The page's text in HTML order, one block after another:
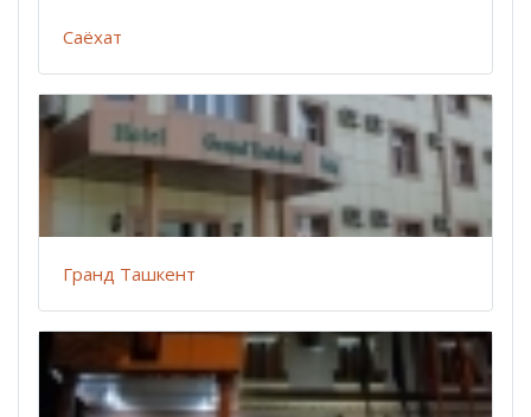
Саёхат
Гранд Ташкент